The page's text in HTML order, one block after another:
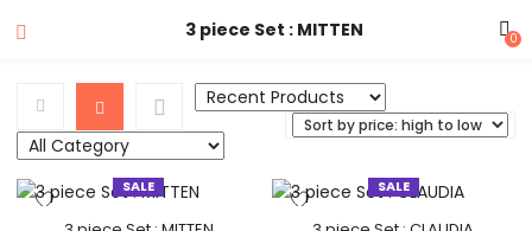
3 piece Set : MITTEN 0
SALE SALE